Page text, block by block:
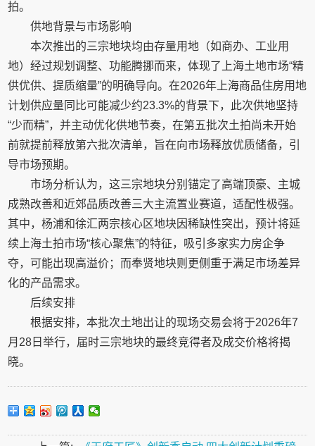
拍。‌‌‌‌
供地背景与市场影响
本次推出的三宗地块均‌由存量用地（如商办、工业用
地）经过规划调整、功能腾挪而来‌，体现了上海土地市场“精
供优供、提质缩量”的明确导向。在2026年上海商品住房用地
计划供应量同比可能减少约23.3%的背景下，此次供地‌坚持
“少而精”，并主动优化供地节奏‌，在第五批次土拍尚未开始
前就提前释放第六批次清单，旨在向市场释放优质储备，引
导市场预期。‌‌‌
市场分析认为，这三宗地块‌分别锚定了高端顶豪、主城
成熟改善和近郊品质改善三大主流置业赛道‌，适配性极强。
其中，杨浦和徐汇两宗核心区地块因稀缺性突出，预计将延
续上海土拍市场“核心聚焦”的特征，吸引多家实力房企争
夺，可能出现高溢价；而奉贤地块则更侧重于满足市场差异
化的产品需求。‌‌
后续安排
根据安排，本批次土地出让的‌现场交易会将于2026年7
月28日举行‌，届时三宗地块的最终竞得者及成交价格将揭
晓。‌‌‌